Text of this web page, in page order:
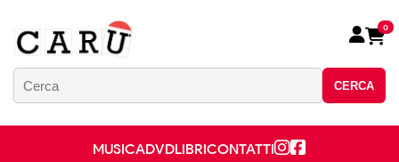
CERCA
0
MUSICADVDLIBRICONTATTI